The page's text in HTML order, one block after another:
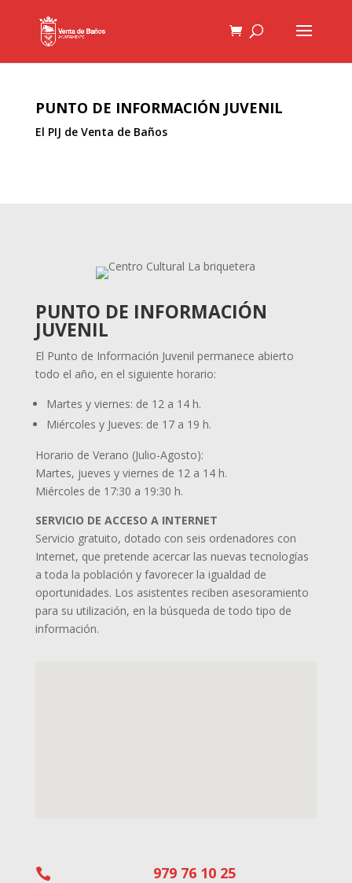
PUNTO DE INFORMACIÓN JUVENIL
El PIJ de Venta de Baños
PUNTO DE INFORMACIÓN
JUVENIL
El Punto de Información Juvenil permanece abierto
todo el año, en el siguiente horario:
Martes y viernes: de 12 a 14 h.
Miércoles y Jueves: de 17 a 19 h.
Horario de Verano (Julio-Agosto):
Martes, jueves y viernes de 12 a 14 h.
Miércoles de 17:30 a 19:30 h.
SERVICIO DE ACCESO A INTERNET
Servicio gratuito, dotado con seis ordenadores con
Internet, que pretende acercar las nuevas tecnologías
a toda la población y favorecer la igualdad de
oportunidades. Los asistentes reciben asesoramiento
para su utilización, en la búsqueda de todo tipo de
información.
 979 76 10 25